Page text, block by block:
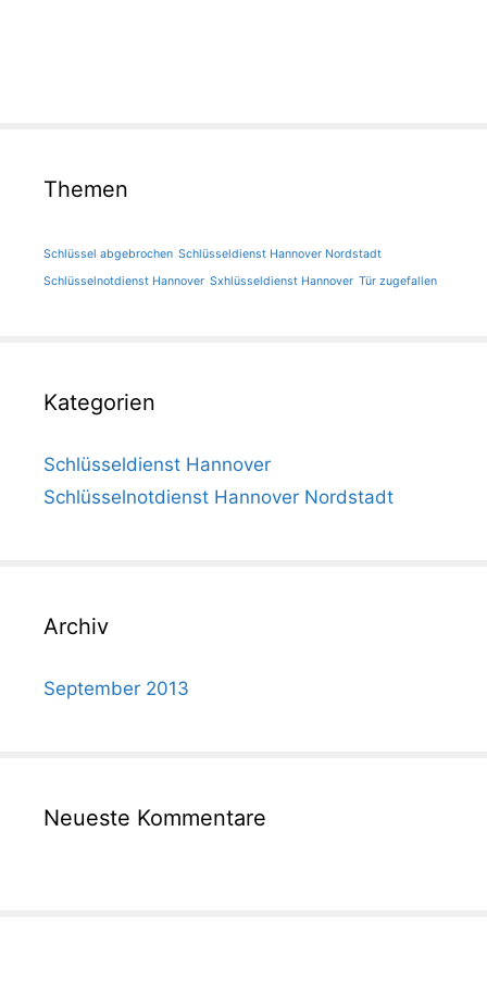
Themen
Schlüssel abgebrochen Schlüsseldienst Hannover Nordstadt
Schlüsselnotdienst Hannover Sxhlüsseldienst Hannover Tür zugefallen
Kategorien
Schlüsseldienst Hannover
Schlüsselnotdienst Hannover Nordstadt
Archiv
September 2013
Neueste Kommentare